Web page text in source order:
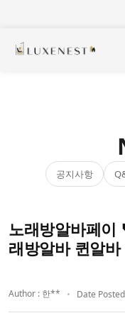
공지사항
노래방알바페이
래방알바 퀸알바
Author : 한** Date